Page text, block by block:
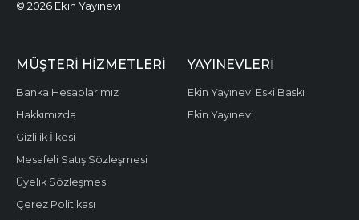
© 2026 Ekin Yayınevi
MÜŞTERI HIZMETLERI
Banka Hesaplarımız
Hakkımızda
Gizlilik İlkesi
Mesafeli Satış Sözleşmesi
Üyelik Sözleşmesi
Çerez Politikası
YAYINEVLERI
Ekin Yayınevi Eski Baskı
Ekin Yayınevi